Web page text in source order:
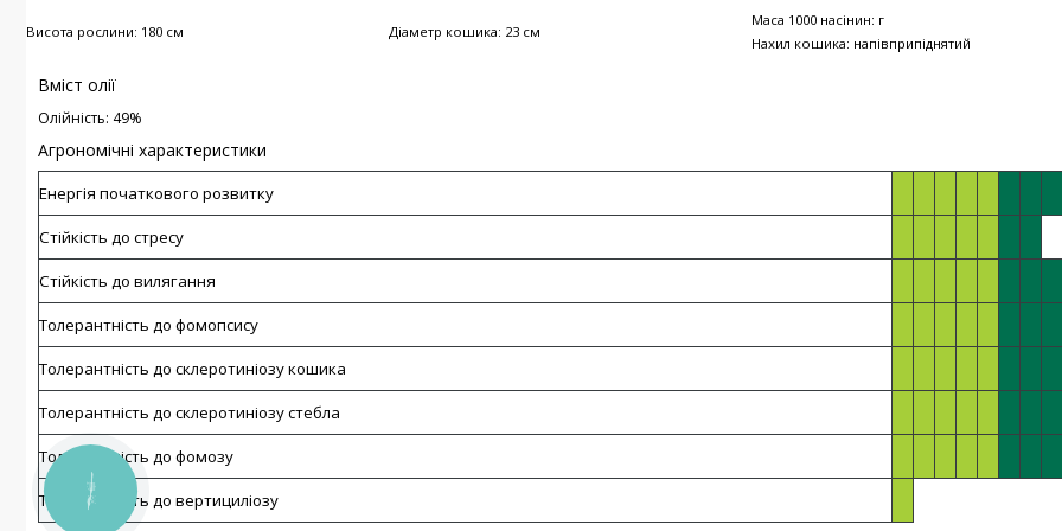
Висота рослини: 180 см Діаметр кошика: 23 см
Маса 1000 насінин: г
Нахил кошика: напівприпіднятий
Вміст олії
Олійність: 49%
Агрономічні характеристики
Енергія початкового розвитку
Стійкість до стресу
Стійкість до вилягання
Толерантність до фомопсису
Толерантність до склеротиніозу кошика
Толерантність до склеротиніозу стебла
Толерантність до фомозу
Толерантність до вертициліозу
КНОПКА
ЗВ'ЯЗКУ